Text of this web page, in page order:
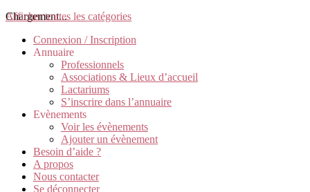
Chargement...
Afficher toutes les catégories
Connexion / Inscription
Annuaire
Professionnels
Associations & Lieux d’accueil
Lactariums
S’inscrire dans l’annuaire
Evènements
Voir les évènements
Ajouter un évènement
Besoin d’aide ?
A propos
Nous contacter
Se déconnecter